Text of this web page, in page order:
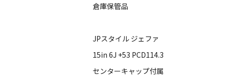
倉庫保管品
JPスタイル ジェファ
15in 6J +53 PCD114.3
センターキャップ付属